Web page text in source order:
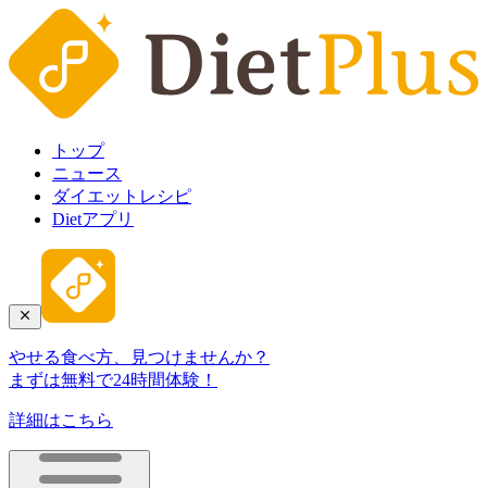
トップ
ニュース
ダイエットレシピ
Dietアプリ
やせる食べ方、見つけませんか？
まずは無料で24時間体験！
詳細はこちら